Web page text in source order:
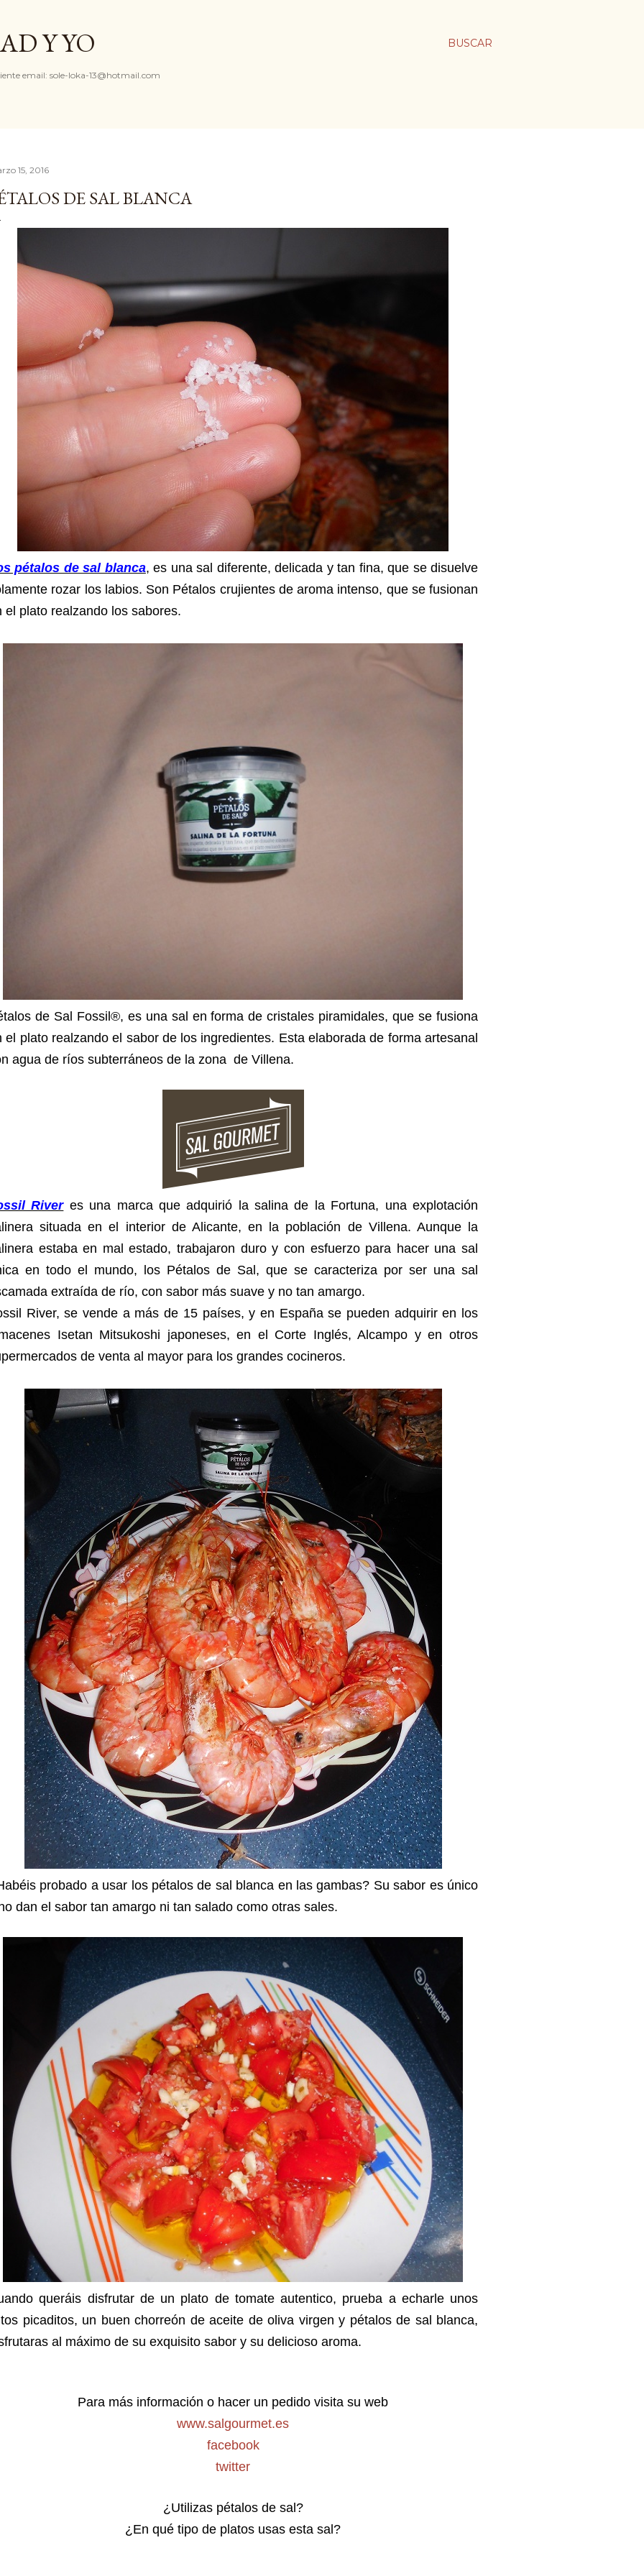
BUSCAR
Y YO
email: sole-loka-13@hotmail.com
15, 2016
DE SAL BLANCA
pétalos de sal blanca, es una sal diferente, delicada y tan fina, que se disuelve
rozar los labios. Son Pétalos crujientes de aroma intenso, que se fusionan
el plato realzando los sabores.
de Sal Fossil®, es una sal en forma de cristales piramidales, que se fusiona
el plato realzando el sabor de los ingredientes. Esta elaborada de forma artesanal
agua de ríos subterráneos de la zona de Villena.
Riveres una marca que adquirió la salina de la Fortuna, una explotación
situada en el interior de Alicante, en la población de Villena. Aunque la
estaba en mal estado, trabajaron duro y con esfuerzo para hacer una sal
en todo el mundo, los Pétalos de Sal, que se caracteriza por ser una sal
extraída de río, con sabor más suave y no tan amargo.
River, se vende a más de 15 países, y en España se pueden adquirir en los
Isetan Mitsukoshi japoneses, en el Corte Inglés, Alcampo y en otros
de venta al mayor para los grandes cocineros.
probado a usar los pétalos de sal blanca en las gambas? Su sabor es único
dan el sabor tan amargo ni tan salado como otras sales.
queráis disfrutar de un plato de tomate autentico, prueba a echarle unos
picaditos, un buen chorreón de aceite de oliva virgen y pétalos de sal blanca,
al máximo de su exquisito sabor y su delicioso aroma.
Para más información o hacer un pedido visita su web
www.salgourmet.es
facebook
twitter
¿Utilizas pétalos de sal?
¿En qué tipo de platos usas esta sal?